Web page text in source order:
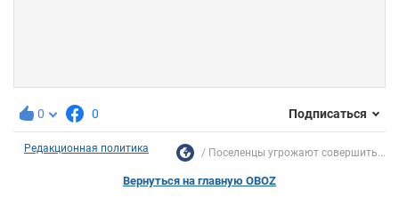
0 0 Подписаться
Редакционная политика Поселенцы угрожают совершить...
Вернуться на главную OBOZ